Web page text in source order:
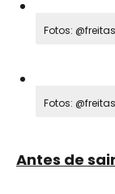
Fotos:
Fotos:
Antes de